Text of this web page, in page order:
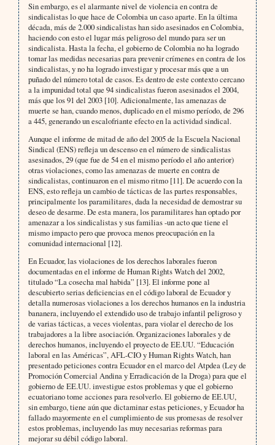
Sin embargo, es el alarmante nivel de violencia en contra de
sindicalistas lo que hace de Colombia un caso aparte. En la última
década, más de 2.000 sindicalistas han sido asesinados en Colombia,
haciendo con esto el lugar más peligroso del mundo para ser un
sindicalista. Hasta la fecha, el gobierno de Colombia no ha logrado
tomar las medidas necesarias para prevenir crímenes en contra de los
sindicalistas, y no ha logrado investigar y procesar más que a un
puñado del número total de casos. Es dentro de este contexto cercano
a la impunidad total que 94 sindicalistas fueron asesinados el 2004,
más que los 91 del 2003 [10]. Adicionalmente, las amenazas de
muerte se han, cuando menos, duplicado en el mismo período, de 296
a 445, generando un escalofriante efecto en la actividad sindical.
Aunque el informe de mitad de año del 2005 de la Escuela Nacional
Sindical (ENS) refleja un descenso en el número de sindicalistas
asesinados, 29 (que fue de 54 en el mismo período el año anterior)
otras violaciones, como las amenazas de muerte en contra de
sindicalistas, continuaron en el mismo ritmo [11]. De acuerdo con la
ENS, esto refleja un cambio de tácticas de las partes responsables,
principalmente los paramilitares, dada la necesidad de demostrar su
deseo de desarme. De esta manera, los paramilitares han optado por
amenazar a los sindicalistas y sus familias -un acto que tiene el
mismo impacto pero que provoca menos preocupación en la
comunidad internacional [12].
En Ecuador, las violaciones de los derechos laborales fueron
documentadas en el informe de Human Rights Watch del 2002,
titulado “La cosecha mal habida” [13]. El informe pone al
descubierto serias deficiencias en el código laboral de Ecuador y
detalla numerosas violaciones a los derechos humanos en la industria
bananera, incluyendo el extendido uso de trabajo infantil peligroso y
de varias tácticas, a veces violentas, para violar el derecho de los
trabajadores a la libre asociación. Organizaciones laborales y de
derechos humanos, incluyendo el proyecto de EE.UU. “Educación
laboral en las Américas”, AFL-CIO y Human Rights Watch, han
presentado peticiones contra Ecuador en el marco del Atpdea (Ley de
Promoción Comercial Andina y Erradicación de la Droga) para que el
gobierno de EE.UU. investigue estos problemas y que el gobierno
ecuatoriano tome acciones para resolverlo. El gobierno de EE.UU,
sin embargo, tiene aún que dictaminar estas peticiones, y Ecuador ha
fallado mayormente en el cumplimiento de sus promesas de resolver
estos problemas, incluyendo las muy necesarias reformas para
mejorar su débil código laboral.